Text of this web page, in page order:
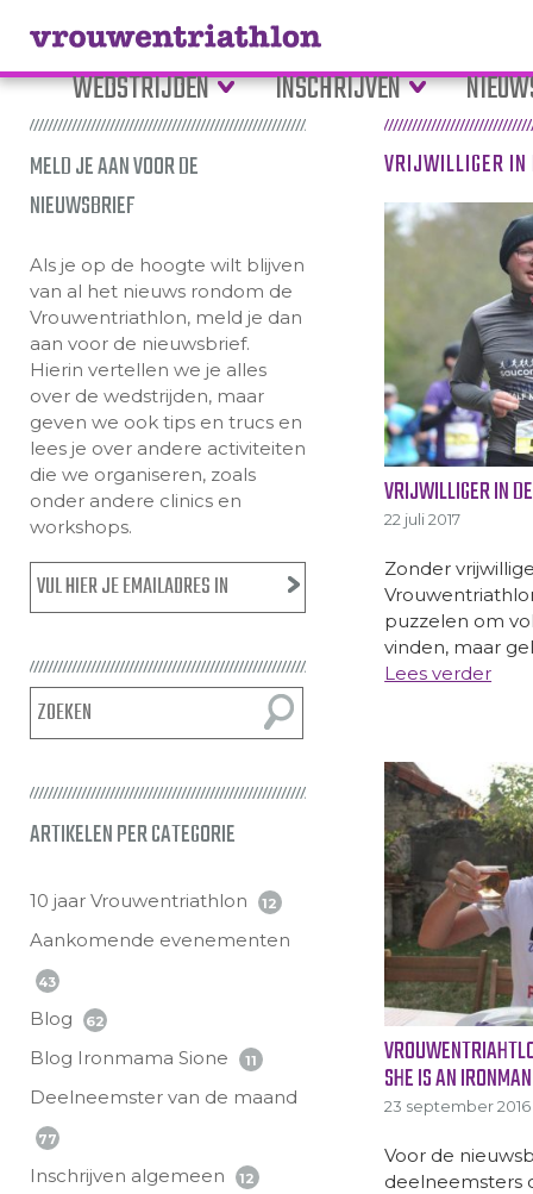
WEDSTRIJDEN INSCHRIJVEN
MELD JE AAN VOOR DE
NIEUWSBRIEF
Als je op de hoogte wilt blijven
van al het nieuws rondom de
Vrouwentriathlon, meld je dan
aan voor de nieuwsbrief.
Hierin vertellen we je alles
over de wedstrijden, maar
geven we ook tips en trucs en
lees je over andere activiteiten
die we organiseren, zoals
onder andere clinics en
workshops.
ARTIKELEN PER CATEGORIE
10 jaar Vrouwentriathlon 12
Aankomende evenementen
43
Blog 62
Blog Ironmama Sione 11
Deelneemster van de maand
77
Inschrijven algemeen 12
VRIJWILLIGER
VRIJWILLIGER IN
22 juli 2017
Zonder
puzzelen om
vinden, maar
Lees verder
SHE IS AN
23 september 2016
Voor de
deelneemsters